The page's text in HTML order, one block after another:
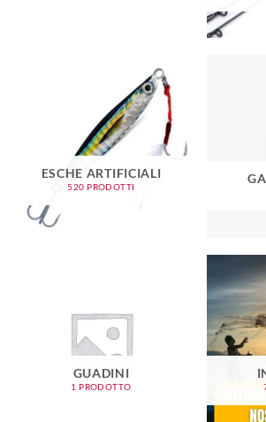
ESCHE ARTIFICIALI
520 PRODOTTI
GUADINI
1 PRODOTTO